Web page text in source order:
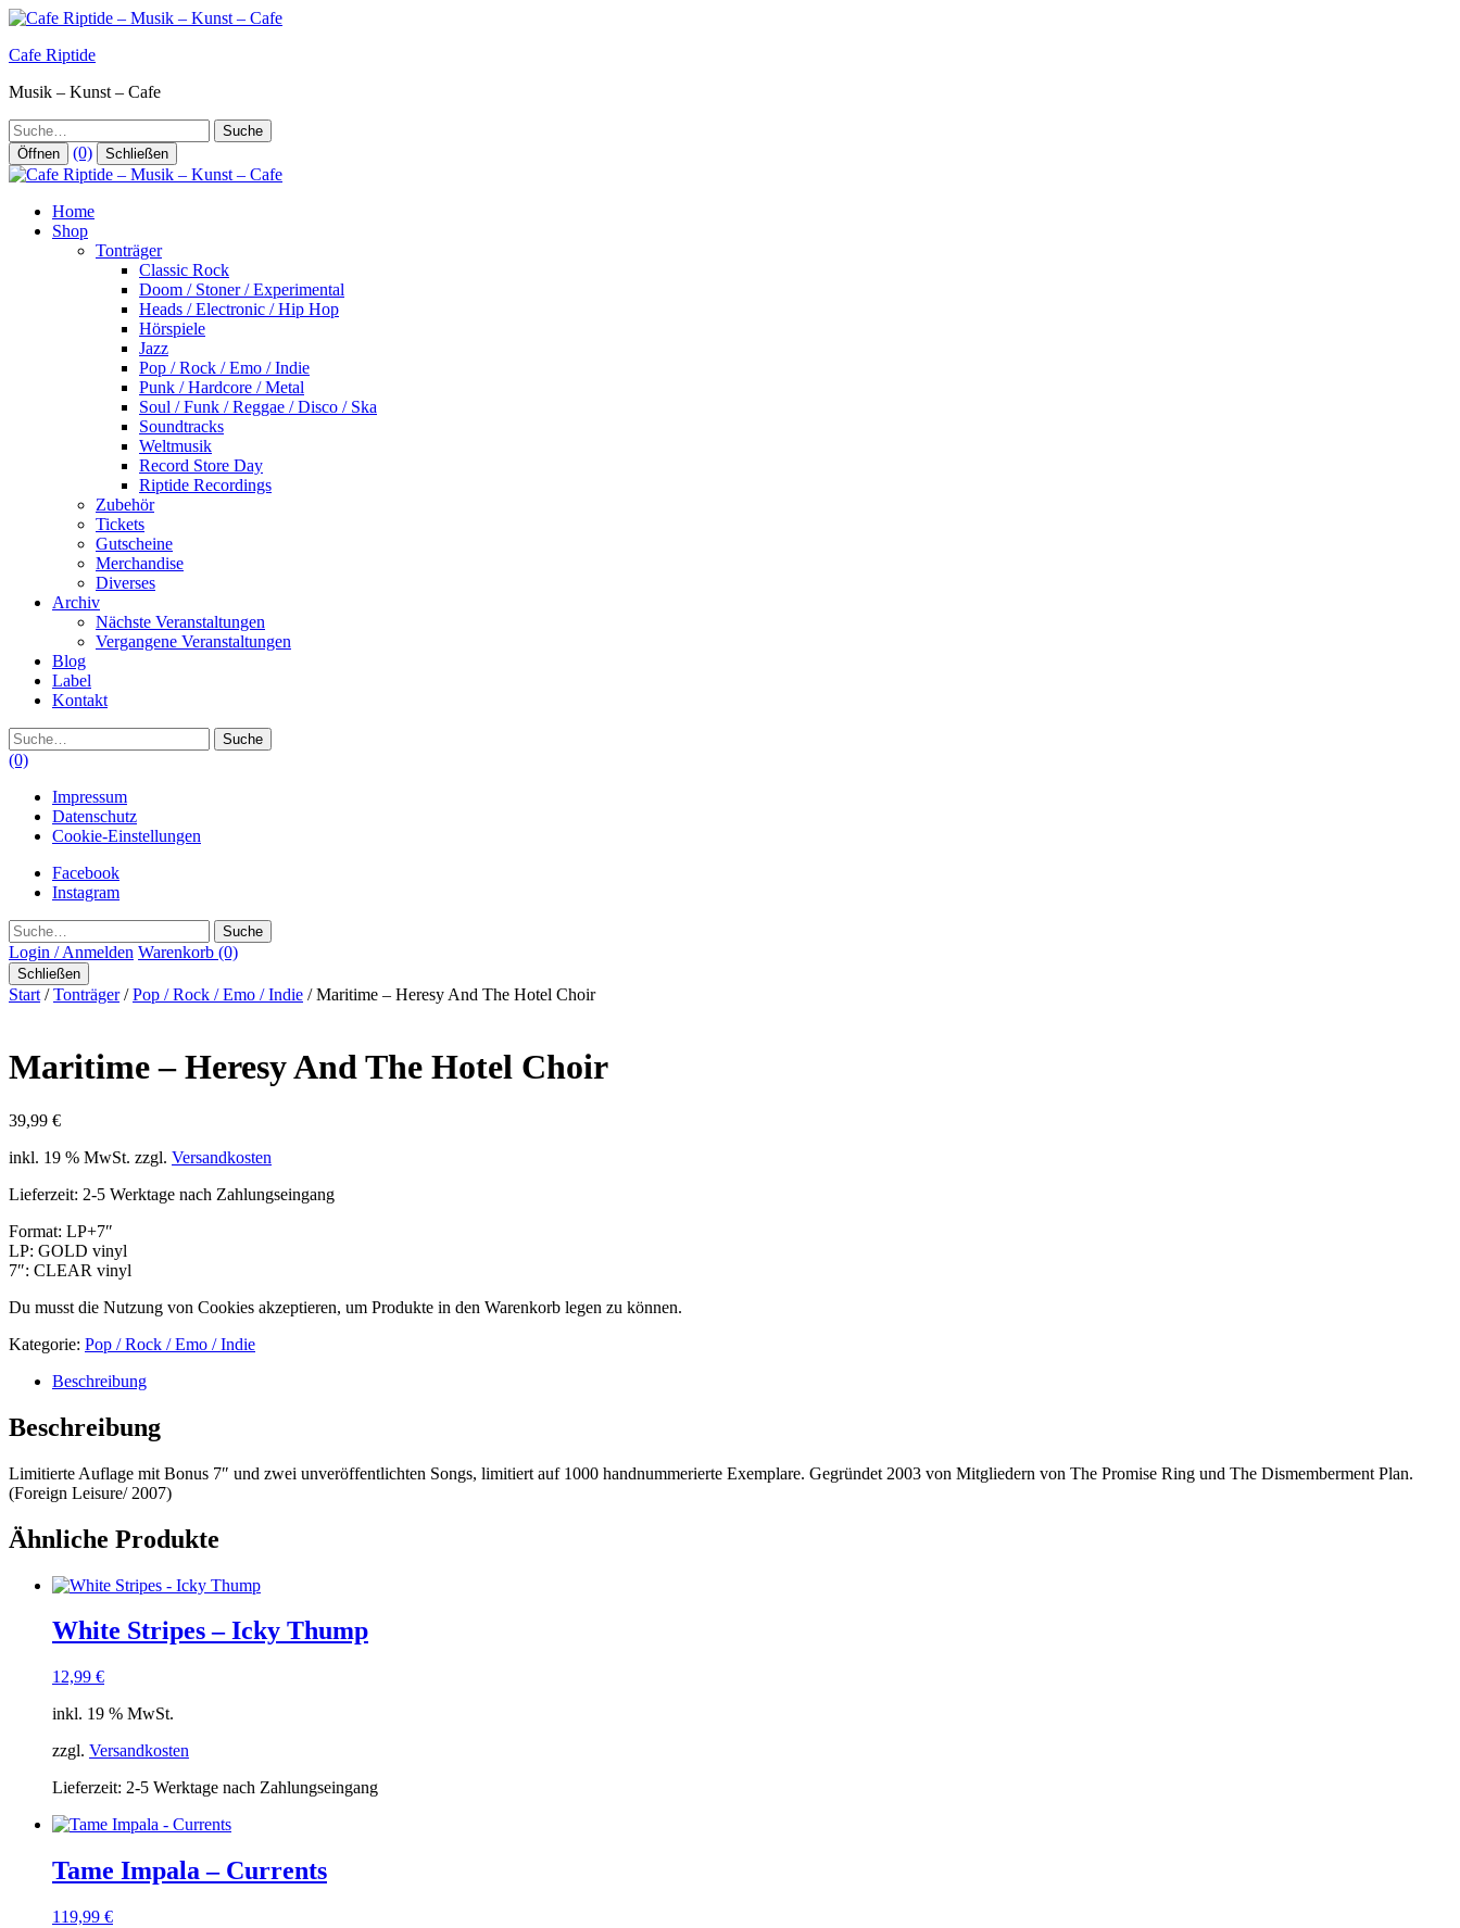
Zum
springen
Cafe Riptide
Musik – Kunst – Cafe
Suche
Öffnen (0) Schließen
Home
Shop
Tonträger
Classic Rock
Doom / Stoner / Experimental
Heads / Electronic / Hip Hop
Hörspiele
Jazz
Pop / Rock / Emo / Indie
Punk / Hardcore / Metal
Soul / Funk / Reggae / Disco / Ska
Soundtracks
Weltmusik
Record Store Day
Riptide Recordings
Zubehör
Tickets
Gutscheine
Merchandise
Diverses
Archiv
Nächste Veranstaltungen
Vergangene Veranstaltungen
Blog
Label
Kontakt
Suche
(0)
Impressum
Datenschutz
Cookie-Einstellungen
Facebook
Instagram
Suche
Login / Anmelden Warenkorb (0)
Schließen
Start /Tonträger/Pop / Rock / Emo / Indie / Maritime – Heresy And The Hotel Choir
Maritime – Heresy And The Hotel Choir
39,99 €
inkl. 19 % MwSt. zzgl. Versandkosten
Lieferzeit: 2-5 Werktage nach Zahlungseingang
Format: LP+7″
LP: GOLD vinyl
7″: CLEAR vinyl
Du musst die Nutzung von Cookies akzeptieren, um Produkte in den Warenkorb legen zu können.
Kategorie: Pop / Rock / Emo / Indie
Beschreibung
Beschreibung
Limitierte Auflage mit Bonus 7″ und zwei unveröffentlichten Songs, limitiert auf 1000 handnummerierte Exemplare. Gegründet 2003 von Mitgliedern von The Promise Ring und The Dismemberment Plan.
(Foreign Leisure/ 2007)
Ähnliche Produkte
White Stripes – Icky Thump
12,99 €
inkl. 19 % MwSt.
zzgl. Versandkosten
Lieferzeit: 2-5 Werktage nach Zahlungseingang
Tame Impala – Currents
119,99 €